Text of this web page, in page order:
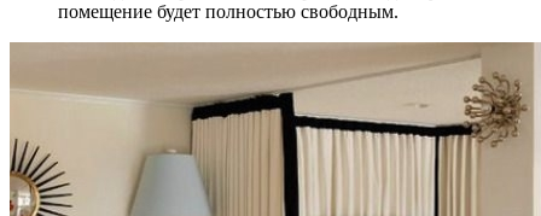
помещение будет полностью свободным.